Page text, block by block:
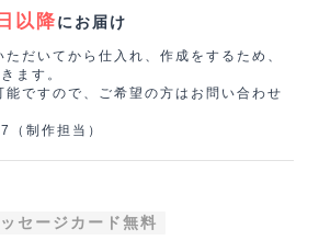
以降にお届け
だいてから仕入れ、作成をするため、
ます。
ですので、ご希望の方はお問い合わせ
制作担当）
セージカード無料